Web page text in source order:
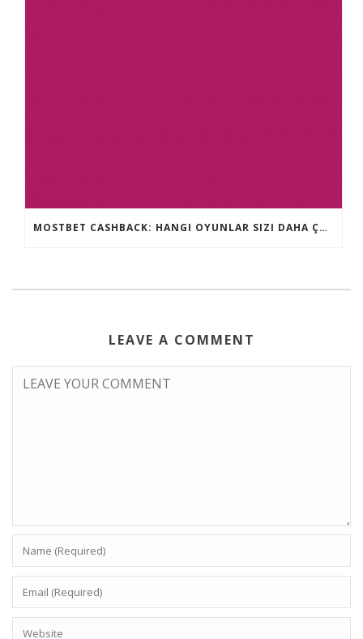
MOSTBET CASHBACK: HANGI OYUNLAR SIZI DAHA ÇOX QAZANA BILƏR?
LEAVE A COMMENT